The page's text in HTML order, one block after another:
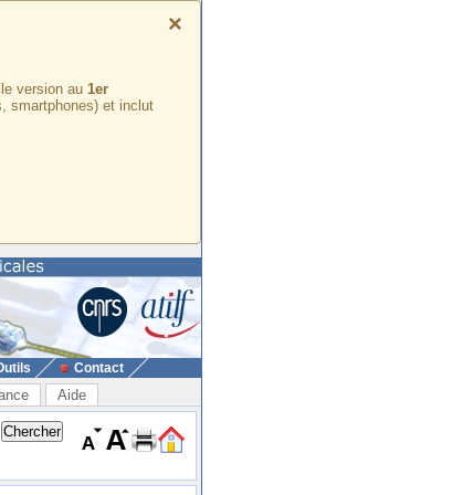
×
version au 1er
smartphones) et inclut
Contact
Aide